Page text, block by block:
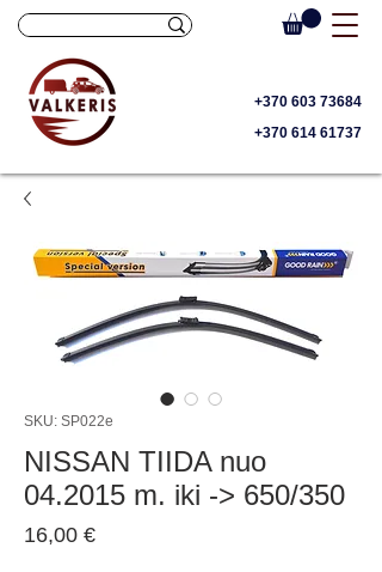
+370 603 73684
+370 614 61737
SKU: SP022e
NISSAN TIIDA nuo
04.2015 m. iki -> 650/350
16,00 €Price